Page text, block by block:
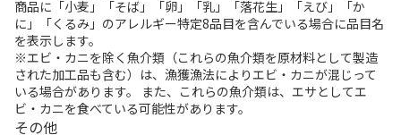
商品に「小麦」「そば」「卵」「乳」「落花生」「えび」「か
に」「くるみ」のアレルギー特定8品目を含んでいる場合に品目名
を表示します。
※エビ・カニを除く魚介類（これらの魚介類を原材料として製造
された加工品も含む）は、漁獲漁法によりエビ・カニが混じって
いる場合があります。 また、これらの魚介類は、エサとしてエ
ビ・カニを食べている可能性があります。
その他